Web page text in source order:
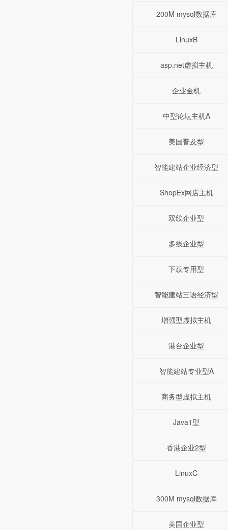
200M mysql数据库
LinuxB
asp.net虚拟主机
企业金机
中型论坛主机A
美国普及型
智能建站企业经济型
ShopEx网店主机
双线企业型
多线企业型
下载专用型
智能建站三语经济型
增强型虚拟主机
港台企业型
智能建站专业型A
商务型虚拟主机
Java1型
香港企业2型
LinuxC
300M mysql数据库
美国企业型